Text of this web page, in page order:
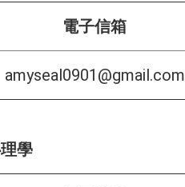
電子信箱
amyseal0901@gmail.com
學